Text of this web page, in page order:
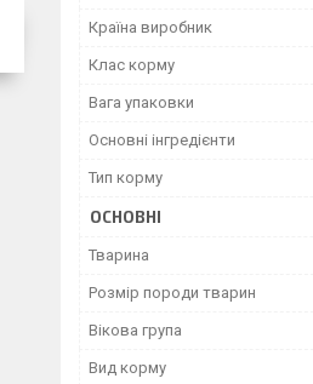
Країна виробник
Клас корму
Вага упаковки
Основні інгредієнти
Тип корму
ОСНОВНІ
Тварина
Розмір породи тварин
Вікова група
Вид корму